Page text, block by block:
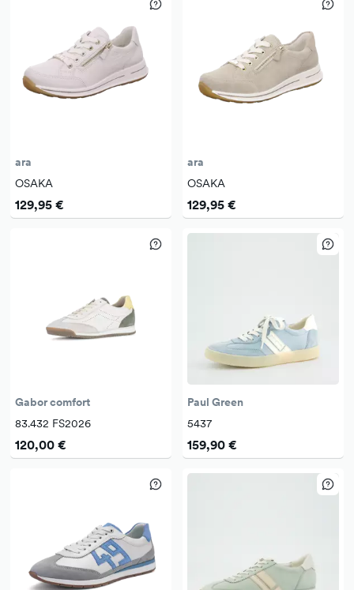
ara
OSAKA
129,95 €
ara
OSAKA
129,95 €
Gabor comfort
83.432 FS2026
120,00 €
Paul Green
5437
159,90 €